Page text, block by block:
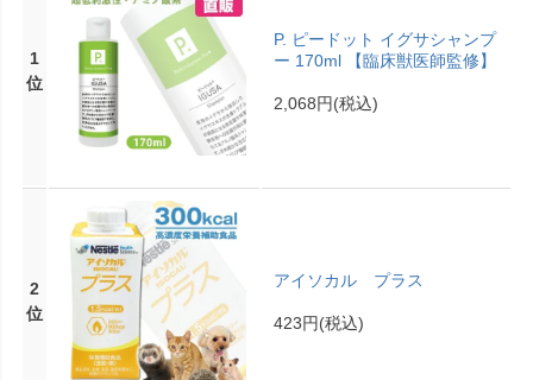
1
位
P. ピードット イグサシャンプ
ー 170ml 【臨床獣医師監修】
2,068円(税込)
2
位
アイソカル プラス
423円(税込)